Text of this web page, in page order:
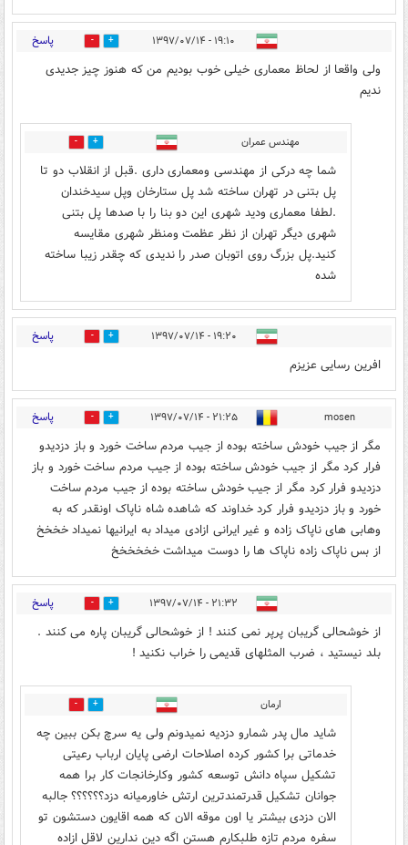
۱۹:۱۰ - ۱۳۹۷/۰۷/۱۴ 19 پاسخ
ولی واقعا از لحاظ معماری خیلی خوب بودیم من که هنوز چیز جدیدی
ندیم
مهندس عمران 2
شما چه درکی از مهندسی ومعماری داری .قبل از انقلاب دو تا
پل بتنی در تهران ساخته شد پل ستارخان وپل سیدخندان
.لطفا معماری ودید شهری این دو بنا را با صدها پل بتنی
شهری دیگر تهران از نظر عظمت ومنظر شهری مقایسه
کنید.پل بزرگ روی اتوبان صدر را ندیدی که چقدر زیبا ساخته
شده
۱۹:۲۰ - ۱۳۹۷/۰۷/۱۴ 35 پاسخ
افرین رسایی عزیزم
mosen ۲۱:۲۵ - ۱۳۹۷/۰۷/۱۴ 18 پاسخ
مگر از جیب خودش ساخته بوده از جیب مردم ساخت خورد و باز دزدیدو
فرار کرد مگر از جیب خودش ساخته بوده از جیب مردم ساخت خورد و باز
دزدیدو فرار کرد مگر از جیب خودش ساخته بوده از جیب مردم ساخت
خورد و باز دزدیدو فرار کرد خداوند که شاهده شاه ناپاک اونقدر که به
وهابی های ناپاک زاده و غیر ایرانی ازادی میداد به ایرانیها نمیداد خخخخ
از بس ناپاک زاده ناپاک ها را دوست میداشت خخخخخخ
۲۱:۳۲ - ۱۳۹۷/۰۷/۱۴ 20 پاسخ
از خوشحالی گریبان پرپر نمی کنند ! از خوشحالی گریبان پاره می کنند .
بلد نیستید ، ضرب المثلهای قدیمی را خراب نکنید !
ارمان 0
شاید مال پدر شمارو دزدیه نمیدونم ولی یه سرچ بکن ببین چه
خدماتی برا کشور کرده اصلاحات ارضی پایان ارباب رعیتی
تشکیل سپاه دانش توسعه کشور وکارخانجات کار برا همه
جوانان تشکیل قدرتمندترین ارتش خاورمیانه دزد؟؟؟؟؟؟ جالبه
الان دزدی بیشتر یا اون موقه الان که همه اقایون دستشون تو
سفره مردم تازه طلبکارم هستن اگه دین ندارین لاقل ازاده